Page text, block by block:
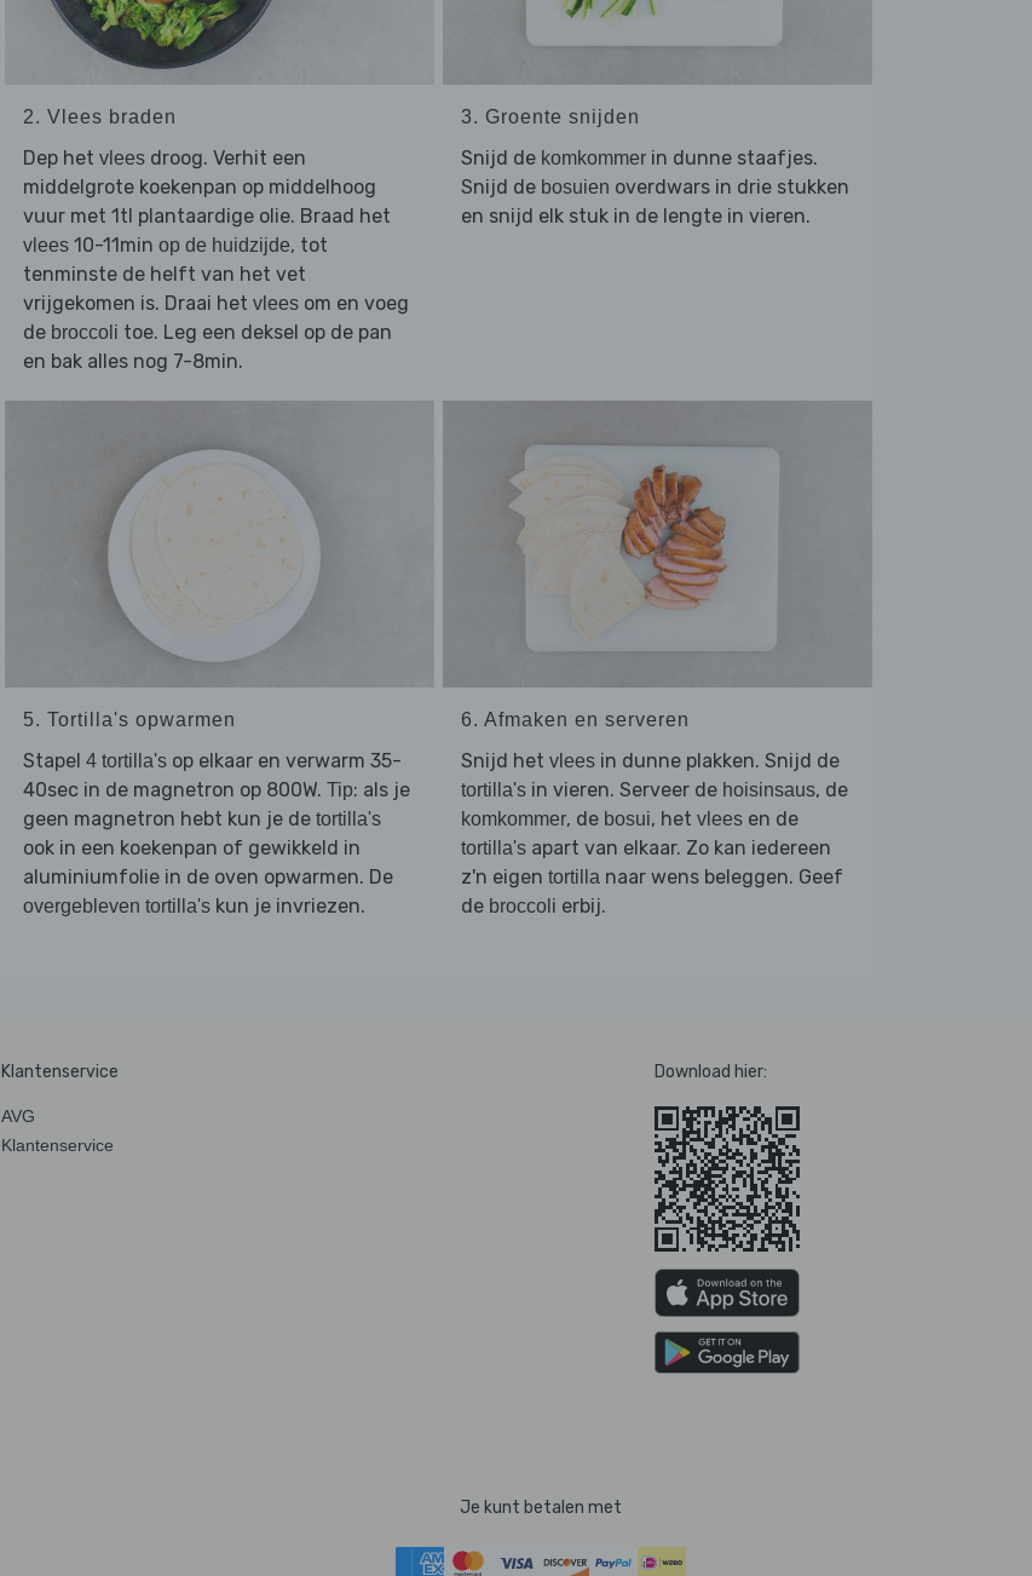
2. Vlees braden
Dep het vleesdroog. Verhit een
middelgrote koekenpan op middelhoog
vuur met 1tl plantaardige olie. Braad het
vlees10-11min op de huidzijde, tot
tenminste de helft van het vet
vrijgekomen is. Draai het vleesom en voeg
de broccoli toe. Leg een deksel op de pan
en bak alles nog 7-8min.
3. Groente snijden
Snijd de komkommer in dunne staafjes.
Snijd de bosuien overdwars in drie stukken
en snijd elk stuk in de lengte in vieren.
5. Tortilla's opwarmen
Stapel 4 tortilla'sop elkaar en verwarm 35-
40sec in de magnetron op 800W. Tip: als je
geen magnetron hebt kun je de tortilla's
ook in een koekenpan of gewikkeld in
aluminiumfolie in de oven opwarmen. De
overgebleven tortilla'skun je invriezen.
6. Afmaken en serveren
Snijd het vlees in dunne plakken. Snijd de
tortilla's in vieren. Serveer de hoisinsaus, de
komkommer, de bosui, het vlees en de
tortilla's apart van elkaar. Zo kan iedereen
z'n eigen tortilla naar wens beleggen. Geef
de broccoli erbij.
Klantenservice
AVG
Klantenservice
Download hier:
Je kunt betalen met